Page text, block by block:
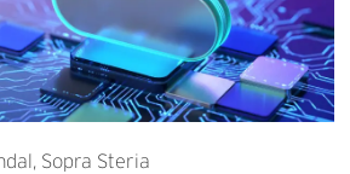
Sopra Steria